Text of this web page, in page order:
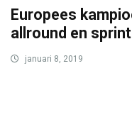
Europees
allround en
januari 8, 2019